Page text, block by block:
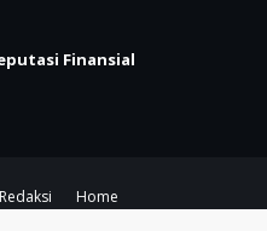
Finansial
Redaksi
Home